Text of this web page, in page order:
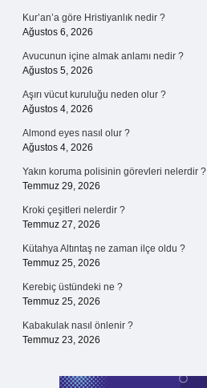
Kur’an’a göre Hristiyanlık nedir ?
Ağustos 6, 2026
Avucunun içine almak anlamı nedir ?
Ağustos 5, 2026
Aşırı vücut kuruluğu neden olur ?
Ağustos 4, 2026
Almond eyes nasıl olur ?
Ağustos 4, 2026
Yakın koruma polisinin görevleri nelerdir ?
Temmuz 29, 2026
Kroki çeşitleri nelerdir ?
Temmuz 27, 2026
Kütahya Altıntaş ne zaman ilçe oldu ?
Temmuz 25, 2026
Kerebiç üstündeki ne ?
Temmuz 25, 2026
Kabakulak nasıl önlenir ?
Temmuz 23, 2026